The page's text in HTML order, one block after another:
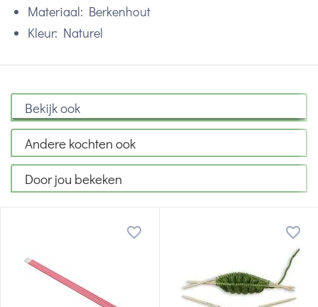
Materiaal: Berkenhout
Kleur: Naturel
Bekijk ook
Andere kochten ook
Door jou bekeken